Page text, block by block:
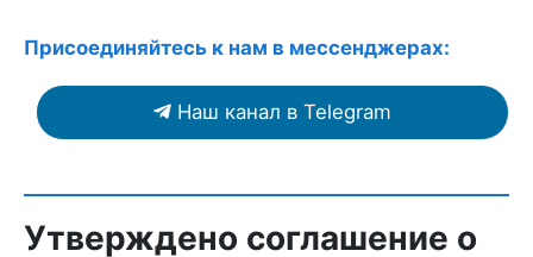
Присоединяйтесь к нам в мессенджерах:
Наш канал в Telegram
Утверждено соглашение о